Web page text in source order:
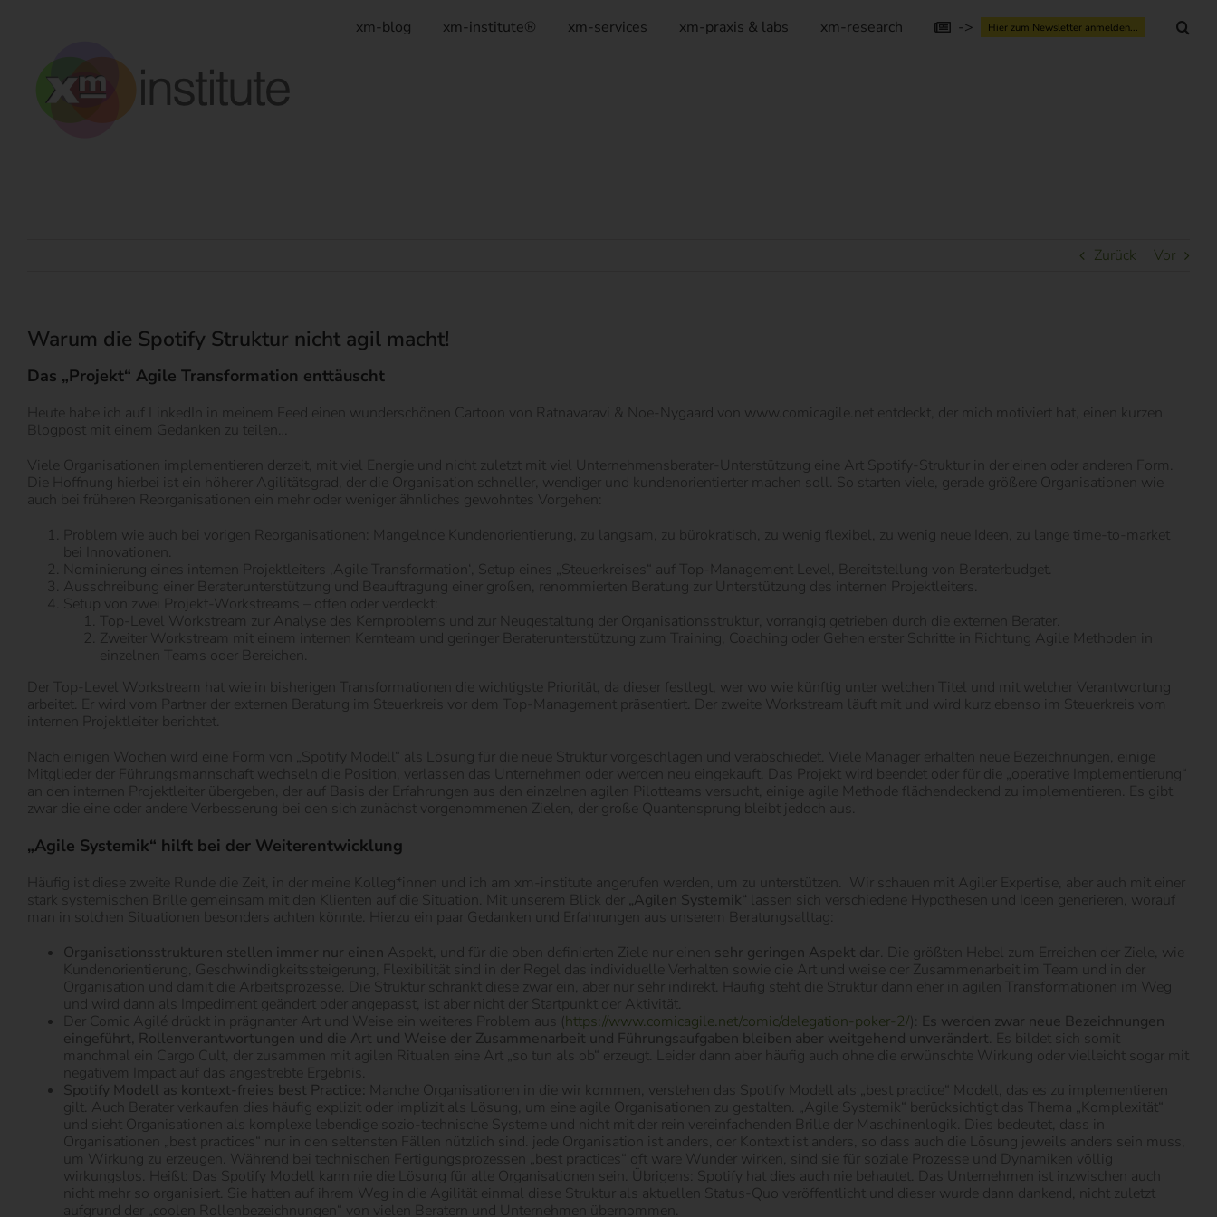
xm-blog xm-institute® xm-services xm-praxis & labs xm-research -> Hier zum Newsletter anmelden...
Zurück Vor
Warum die Spotify Struktur nicht agil macht!
Das „Projekt“ Agile Transformation enttäuscht
Heute habe ich auf LinkedIn in meinem Feed einen wunderschönen Cartoon von Ratnavaravi & Noe-Nygaard von www.comicagile.net entdeckt, der mich motiviert hat, einen kurzen
Blogpost mit einem Gedanken zu teilen…
Viele Organisationen implementieren derzeit, mit viel Energie und nicht zuletzt mit viel Unternehmensberater-Unterstützung eine Art Spotify-Struktur in der einen oder anderen Form.
Die Hoffnung hierbei ist ein höherer Agilitätsgrad, der die Organisation schneller, wendiger und kundenorientierter machen soll. So starten viele, gerade größere Organisationen wie
auch bei früheren Reorganisationen ein mehr oder weniger ähnliches gewohntes Vorgehen:
Problem wie auch bei vorigen Reorganisationen: Mangelnde Kundenorientierung, zu langsam, zu bürokratisch, zu wenig flexibel, zu wenig neue Ideen, zu lange time-to-market
bei Innovationen.
Nominierung eines internen Projektleiters ‚Agile Transformation‘, Setup eines „Steuerkreises“ auf Top-Management Level, Bereitstellung von Beraterbudget.
Ausschreibung einer Beraterunterstützung und Beauftragung einer großen, renommierten Beratung zur Unterstützung des internen Projektleiters.
Setup von zwei Projekt-Workstreams – offen oder verdeckt:
Top-Level Workstream zur Analyse des Kernproblems und zur Neugestaltung der Organisationsstruktur, vorrangig getrieben durch die externen Berater.
Zweiter Workstream mit einem internen Kernteam und geringer Beraterunterstützung zum Training, Coaching oder Gehen erster Schritte in Richtung Agile Methoden in
einzelnen Teams oder Bereichen.
Der Top-Level Workstream hat wie in bisherigen Transformationen die wichtigste Priorität, da dieser festlegt, wer wo wie künftig unter welchen Titel und mit welcher Verantwortung
arbeitet. Er wird vom Partner der externen Beratung im Steuerkreis vor dem Top-Management präsentiert. Der zweite Workstream läuft mit und wird kurz ebenso im Steuerkreis vom
internen Projektleiter berichtet.
Nach einigen Wochen wird eine Form von „Spotify Modell“ als Lösung für die neue Struktur vorgeschlagen und verabschiedet. Viele Manager erhalten neue Bezeichnungen, einige
Mitglieder der Führungsmannschaft wechseln die Position, verlassen das Unternehmen oder werden neu eingekauft. Das Projekt wird beendet oder für die „operative Implementierung“
an den internen Projektleiter übergeben, der auf Basis der Erfahrungen aus den einzelnen agilen Pilotteams versucht, einige agile Methode flächendeckend zu implementieren. Es gibt
zwar die eine oder andere Verbesserung bei den sich zunächst vorgenommenen Zielen, der große Quantensprung bleibt jedoch aus.
„Agile Systemik“ hilft bei der Weiterentwicklung
Häufig ist diese zweite Runde die Zeit, in der meine Kolleg*innen und ich am xm-institute angerufen werden, um zu unterstützen. Wir schauen mit Agiler Expertise, aber auch mit einer
stark systemischen Brille gemeinsam mit den Klienten auf die Situation. Mit unserem Blick der „Agilen Systemik“ lassen sich verschiedene Hypothesen und Ideen generieren, worauf
man in solchen Situationen besonders achten könnte. Hierzu ein paar Gedanken und Erfahrungen aus unserem Beratungsalltag:
Organisationsstrukturen stellen immer nur einen Aspekt, und für die oben definierten Ziele nur einen sehr geringen Aspekt dar. Die größten Hebel zum Erreichen der Ziele, wie
Kundenorientierung, Geschwindigkeitssteigerung, Flexibilität sind in der Regel das individuelle Verhalten sowie die Art und weise der Zusammenarbeit im Team und in der
Organisation und damit die Arbeitsprozesse. Die Struktur schränkt diese zwar ein, aber nur sehr indirekt. Häufig steht die Struktur dann eher in agilen Transformationen im Weg
und wird dann als Impediment geändert oder angepasst, ist aber nicht der Startpunkt der Aktivität.
Der Comic Agilé drückt in prägnanter Art und Weise ein weiteres Problem aus (https://www.comicagile.net/comic/delegation-poker-2/): Es werden zwar neue Bezeichnungen
eingeführt, Rollenverantwortungen und die Art und Weise der Zusammenarbeit und Führungsaufgaben bleiben aber weitgehend unverändert. Es bildet sich somit
manchmal ein Cargo Cult, der zusammen mit agilen Ritualen eine Art „so tun als ob“ erzeugt. Leider dann aber häufig auch ohne die erwünschte Wirkung oder vielleicht sogar mit
negativem Impact auf das angestrebte Ergebnis.
Spotify Modell as kontext-freies best Practice: Manche Organisationen in die wir kommen, verstehen das Spotify Modell als „best practice“ Modell, das es zu implementieren
gilt. Auch Berater verkaufen dies häufig explizit oder implizit als Lösung, um eine agile Organisationen zu gestalten. „Agile Systemik“ berücksichtigt das Thema „Komplexität“
und sieht Organisationen als komplexe lebendige sozio-technische Systeme und nicht mit der rein vereinfachenden Brille der Maschinenlogik. Dies bedeutet, dass in
Organisationen „best practices“ nur in den seltensten Fällen nützlich sind. jede Organisation ist anders, der Kontext ist anders, so dass auch die Lösung jeweils anders sein muss,
um Wirkung zu erzeugen. Während bei technischen Fertigungsprozessen „best practices“ oft ware Wunder wirken, sind sie für soziale Prozesse und Dynamiken völlig
wirkungslos. Heißt: Das Spotify Modell kann nie die Lösung für alle Organisationen sein. Übrigens: Spotify hat dies auch nie behautet. Das Unternehmen ist inzwischen auch
nicht mehr so organisiert. Sie hatten auf ihrem Weg in die Agilität einmal diese Struktur als aktuellen Status-Quo veröffentlicht und dieser wurde dann dankend, nicht zuletzt
aufgrund der „coolen Rollenbezeichnungen“ von vielen Beratern und Unternehmen übernommen.